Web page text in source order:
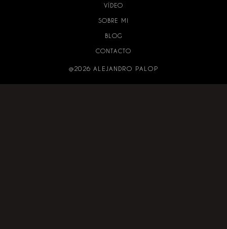
VÍDEO
SOBRE MI
BLOG
CONTACTO
@2026 ALEJANDRO PALOP